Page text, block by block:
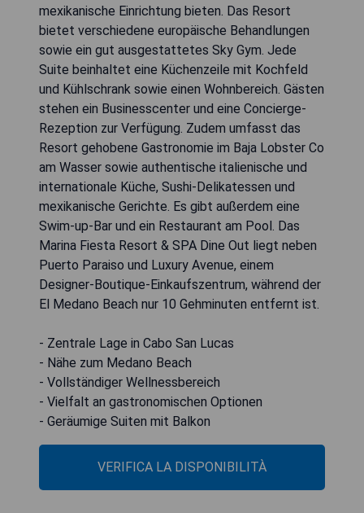
mexikanische Einrichtung bieten. Das Resort
bietet verschiedene europäische Behandlungen
sowie ein gut ausgestattetes Sky Gym. Jede
Suite beinhaltet eine Küchenzeile mit Kochfeld
und Kühlschrank sowie einen Wohnbereich. Gästen
stehen ein Businesscenter und eine Concierge-
Rezeption zur Verfügung. Zudem umfasst das
Resort gehobene Gastronomie im Baja Lobster Co
am Wasser sowie authentische italienische und
internationale Küche, Sushi-Delikatessen und
mexikanische Gerichte. Es gibt außerdem eine
Swim-up-Bar und ein Restaurant am Pool. Das
Marina Fiesta Resort & SPA Dine Out liegt neben
Puerto Paraiso und Luxury Avenue, einem
Designer-Boutique-Einkaufszentrum, während der
El Medano Beach nur 10 Gehminuten entfernt ist.
- Zentrale Lage in Cabo San Lucas
- Nähe zum Medano Beach
- Vollständiger Wellnessbereich
- Vielfalt an gastronomischen Optionen
- Geräumige Suiten mit Balkon
VERIFICA LA DISPONIBILITÀ